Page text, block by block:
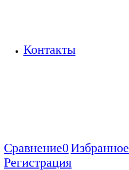
Контакты
Сравнение0Избранное
Регистрация